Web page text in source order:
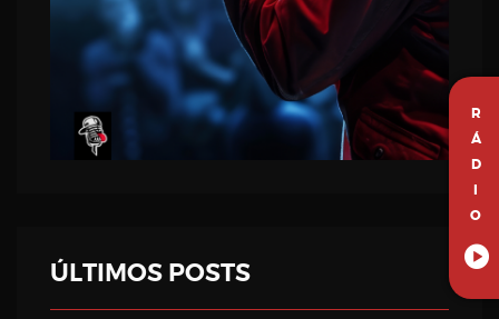
R
Á
D
I
O
ÚLTIMOS POSTS